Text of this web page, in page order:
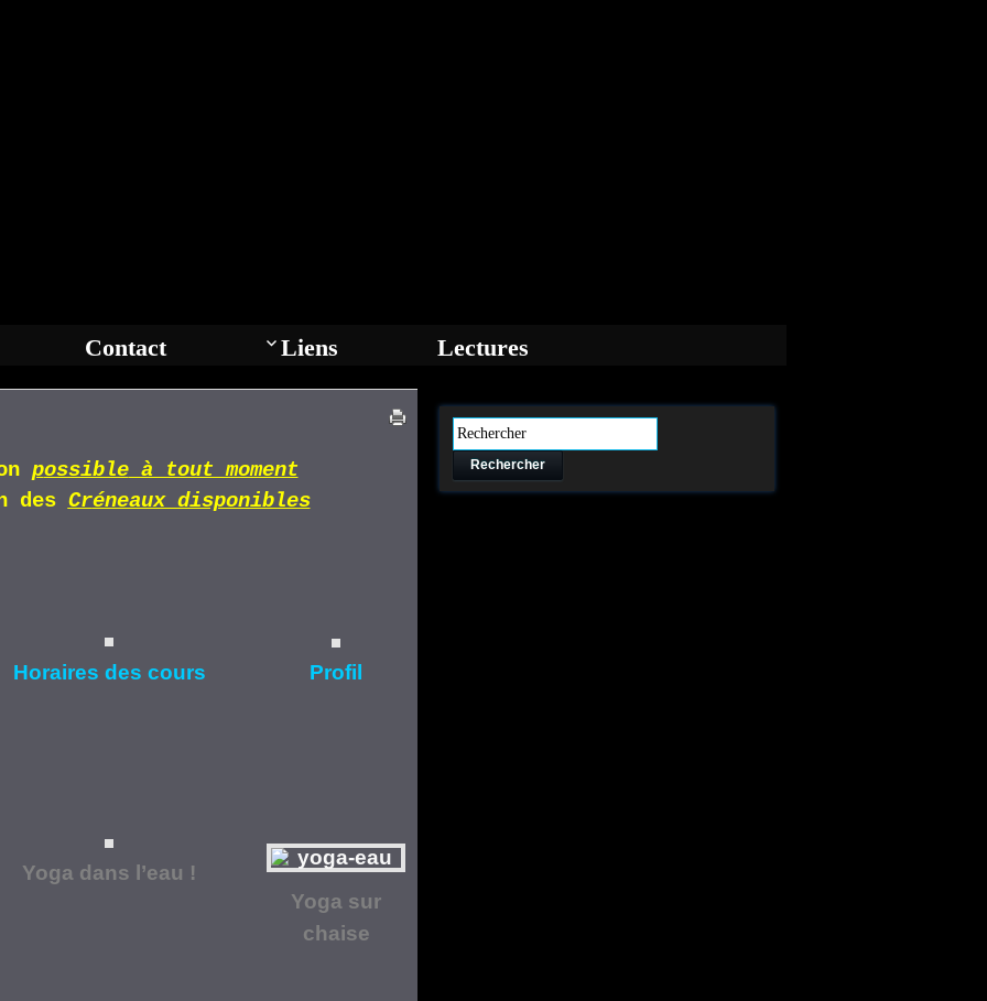
Contact Liens Lectures
possibleà tout moment
des Créneaux disponibles
Horaires des cours Profil
Yoga dans l’eau !
Yoga sur
chaise
Rechercher